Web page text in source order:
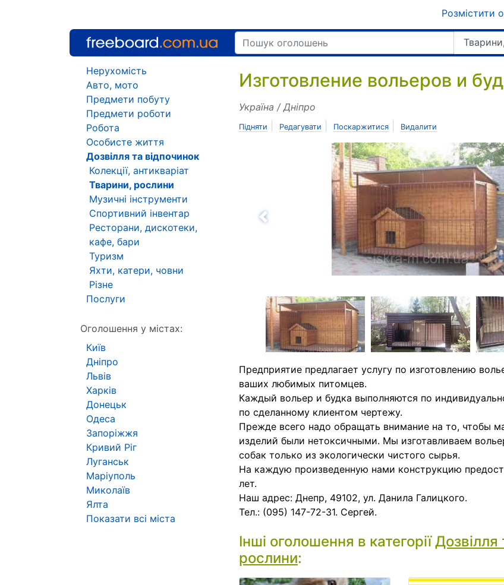
Розмістити
Изготовление вольеров и
Україна / Дніпро
Підняти Редагувати Поскаржитися Видалити
Назад
Предприятие предлагает услугу по изготовлению
ваших любимых питомцев.
Каждый вольер и будка выполняются по
по сделанному клиентом чертежу.
Прежде всего надо обращать внимание на то, чтобы
изделий были нетоксичными. Мы изготавливаем
собак только из экологически чистого сырья.
На каждую произведенную нами конструкцию
лет.
Наш адрес: Днепр, 49102, ул. Данила Галицкого.
Тел.: (095) 147-72-31. Сергей.
Інші оголошення в категоріїДозвілля
рослини:
Нерухомість
Авто, мото
Предмети побуту
Предмети роботи
Робота
Особисте життя
Дозвілля та відпочинок
Колекції, антикваріат
Тварини, рослини
Музичні інструменти
Спортивний інвентар
Ресторани, дискотеки,
кафе, бари
Туризм
Яхти, катери, човни
Різне
Послуги
Оголошення у містах:
Київ
Дніпро
Львів
Харків
Донецьк
Одеса
Запоріжжя
Кривий Ріг
Луганськ
Маріуполь
Миколаїв
Ялта
Показати всі міста